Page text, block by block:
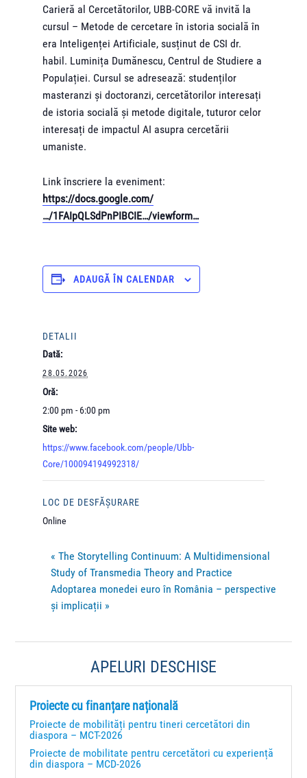
Carieră al Cercetătorilor, UBB-CORE vă invită la
cursul – Metode de cercetare în istoria socială în
era Inteligenței Artificiale, susținut de CSI dr.
habil. Luminița Dumănescu, Centrul de Studiere a
Populației. Cursul se adresează: studenților
masteranzi și doctoranzi, cercetătorilor interesați
de istoria socială și metode digitale, tuturor celor
interesați de impactul AI asupra cercetării
umaniste.
Link înscriere la eveniment:
https://docs.google.com/
…/1FAIpQLSdPnPIBCIE…/viewform…
ADAUGĂ ÎN CALENDAR
DETALII
Dată:
28.05.2026
Oră:
2:00 pm - 6:00 pm
Site web:
https://www.facebook.com/people/Ubb-
Core/100094194992318/
LOC DE DESFĂȘURARE
Online
« The Storytelling Continuum: A Multidimensional
Study of Transmedia Theory and Practice
Adoptarea monedei euro în România – perspective
și implicații »
APELURI DESCHISE
Proiecte cu finanțare națională
Proiecte de mobilități pentru tineri cercetători din
diaspora – MCT-2026
Proiecte de mobilitate pentru cercetători cu experiență
din diaspora – MCD-2026